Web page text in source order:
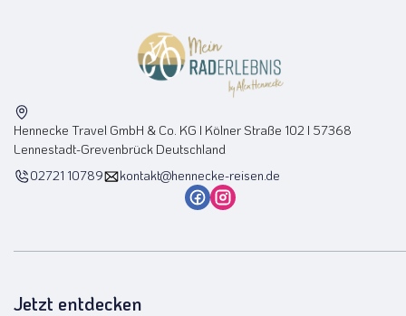
Hennecke Travel GmbH & Co. KG I Kölner Straße 102 I 57368
Lennestadt-Grevenbrück Deutschland
02721 10789
kontakt@hennecke-reisen.de
Jetzt entdecken